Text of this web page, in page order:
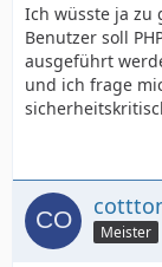
Ich wüsste ja zu
Benutzer soll
ausgeführt
und ich frage
Meister